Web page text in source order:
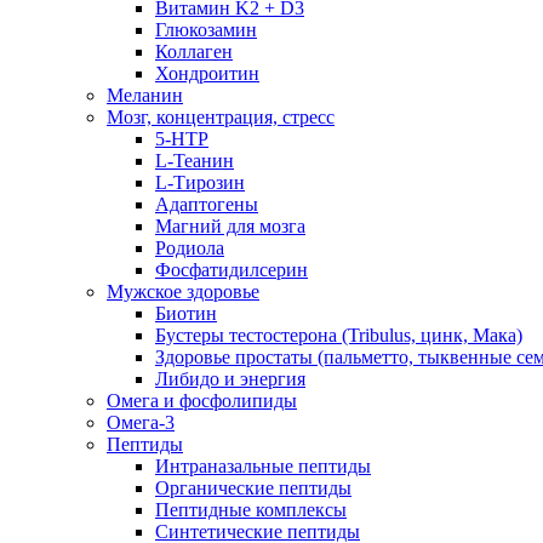
Витамин K2 + D3
Глюкозамин
Коллаген
Хондроитин
Меланин
Мозг, концентрация, стресс
5-HTP
L-Теанин
L-Тирозин
Адаптогены
Магний для мозга
Родиола
Фосфатидилсерин
Мужское здоровье
Биотин
Бустеры тестостерона (Tribulus, цинк, Мака)
Здоровье простаты (пальметто, тыквенные
Либидо и энергия
Омега и фосфолипиды
Омега-3
Пептиды
Интраназальные пептиды
Органические пептиды
Пептидные комплексы
Синтетические пептиды